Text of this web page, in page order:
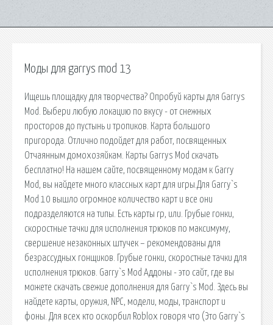
Моды для garrys mod 13
Ищешь площадку для творчества? Опробуй карты для Garrys
Mod. Выбери любую локацию по вкусу - от снежных
просторов до пустынь и тропиков. Карта большого
пригорода. Отлично подойдет для работ, посвященных
Отчаянным домохозяйкам. Карты Garrys Mod скачать
бесплатно! На нашем сайте, посвященному модам к Garry
Mod, вы найдете много классных карт для игры.Для Garry`s
Mod 10 вышло огромное количество карт и все они
подразделяются на типы. Есть карты rp, или. Грубые гонки,
скоростные тачки для исполнения трюков по максимуму,
свершение незаконных штучек – рекомендованы для
безрассудных гонщиков. Грубые гонки, скоростные тачки для
исполнения трюков. Garry`s Mod Аддоны - это сайт, где вы
можете скачать свежие дополнения для Garry`s Mod. Здесь вы
найдете карты, оружия, NPC, модели, моды, транспорт и
фоны. Для всех кто оскорбил Roblox говоря что (Это Garry`s